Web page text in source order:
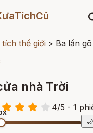
tích thế giới > Ba lần
nhà Trời
4/5 - 1
🌙